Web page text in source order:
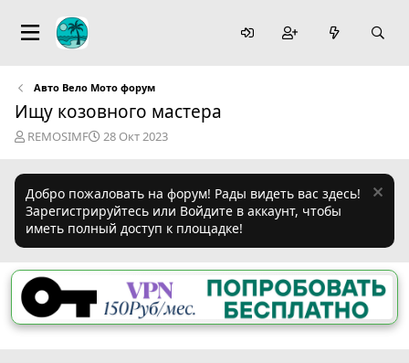
Авто Вело Мото форум
Ищу козовного мастера
А
р
т
е
м
ы
REMOSIMF
Д
н
а
ч
а
л
28 Окт 2023
Добро пожаловать на форум! Рады видеть вас здесь!
Зарегистрируйтесь или Войдите в аккаунт, чтобы
иметь полный доступ к площадке!